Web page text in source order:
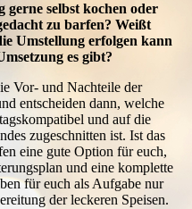
selbst kochen oder
zu barfen? Weißt
Umstellung erfolgen kann
es gibt?
Vor- und Nachteile der
entscheiden dann, welche
und auf die
zugeschnitten ist. Ist das
eine gute Option für euch,
und eine komplette
für euch als Aufgabe nur
der leckeren Speisen.